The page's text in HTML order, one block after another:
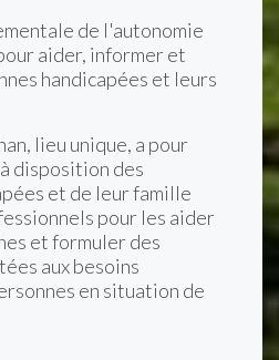
de l'autonomie
aider, informer et
handicapées et leurs
lieu unique, a pour
disposition des
et de leur famille
pour les aider
et formuler des
aux besoins
en situation de